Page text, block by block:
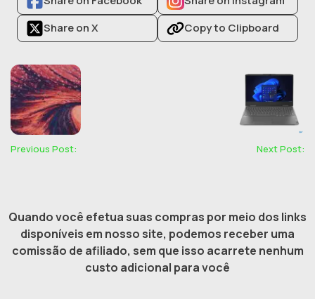
Share on X
Copy to Clipboard
Previous Post: Next Post:
Quando você efetua suas compras por meio dos links
disponíveis em nosso site, podemos receber uma
comissão de afiliado, sem que isso acarrete nenhum
custo adicional para você